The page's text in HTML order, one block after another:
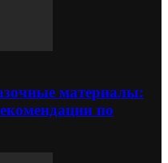
материалы:
по